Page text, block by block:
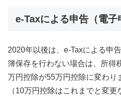
e-Taxによる申告（電子
2020年以後は、e-Taxによる申
簿保存を行わない場合は、所得
万円控除が55万円控除に変わり
（10万円控除はこれまでと変更